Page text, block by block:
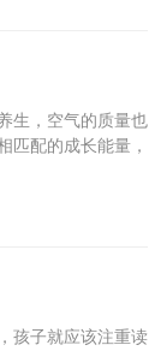
生，空气的质量也
匹配的成长能量，
孩子就应该注重读